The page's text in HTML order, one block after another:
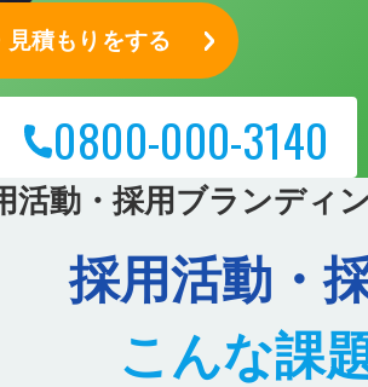
見積もりをする
0800-000-3140
活動・採用ブランディ
採用活動・
こんな課